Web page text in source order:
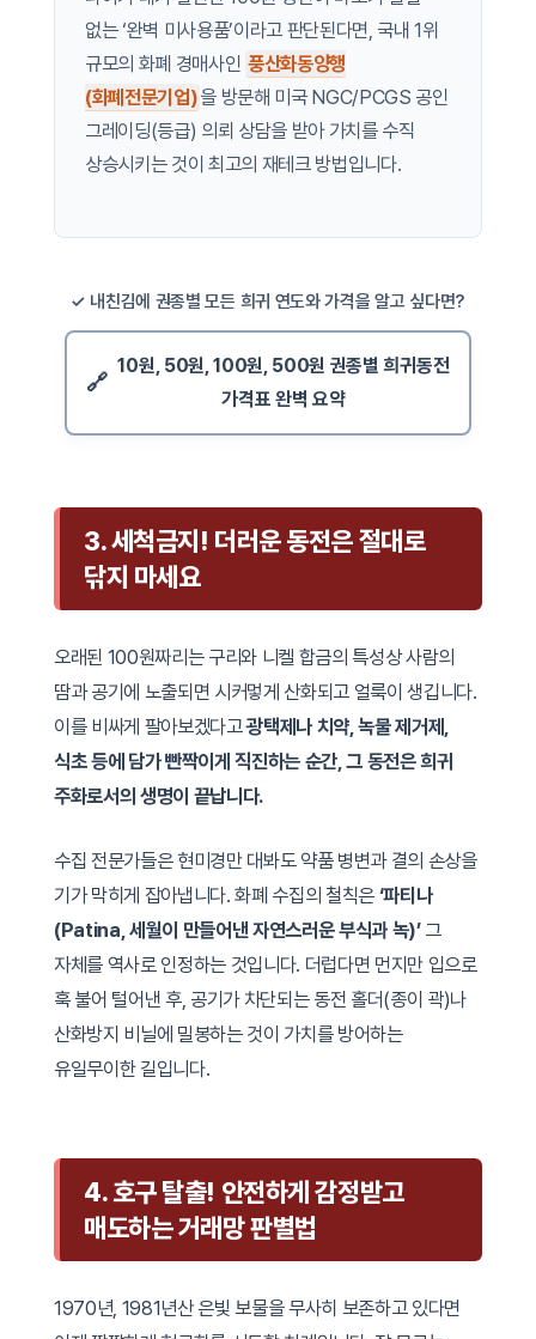
없는 ‘완벽 미사용품’이라고 판단된다면, 국내 1위
규모의 화폐 경매사인 풍산화동양행
(화폐전문기업)을 방문해 미국 NGC/PCGS 공인
그레이딩(등급) 의뢰 상담을 받아 가치를 수직
상승시키는 것이 최고의 재테크 방법입니다.
✓ 내친김에 권종별 모든 희귀 연도와 가격을 알고 싶다면?
10원, 50원, 100원, 500원 권종별 희귀동전
가격표 완벽 요약
3. 세척금지! 더러운 동전은 절대로
닦지 마세요
오래된 100원짜리는 구리와 니켈 합금의 특성상 사람의
땀과 공기에 노출되면 시커멓게 산화되고 얼룩이 생깁니다.
이를 비싸게 팔아보겠다고광택제나 치약, 녹물 제거제,
식초 등에 담가 빤짝이게 직진하는 순간, 그 동전은 희귀
주화로서의 생명이 끝납니다.
수집 전문가들은 현미경만 대봐도 약품 병변과 결의 손상을
기가 막히게 잡아냅니다. 화폐 수집의 철칙은 ‘파티나
(Patina, 세월이 만들어낸 자연스러운 부식과 녹)’그
자체를 역사로 인정하는 것입니다. 더럽다면 먼지만 입으로
훅 불어 털어낸 후, 공기가 차단되는 동전 홀더(종이 곽)나
산화방지 비닐에 밀봉하는 것이 가치를 방어하는
유일무이한 길입니다.
4. 호구 탈출! 안전하게 감정받고
매도하는 거래망 판별법
1970년, 1981년산 은빛 보물을 무사히 보존하고 있다면